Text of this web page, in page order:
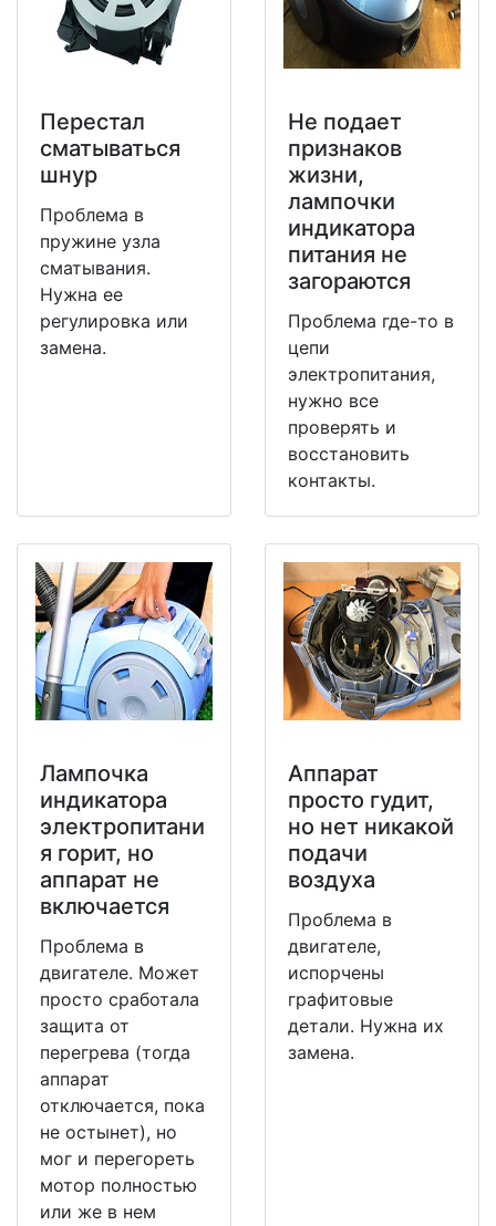
Перестал
сматываться
шнур
Проблема в
пружине узла
сматывания.
Нужна ее
регулировка или
замена.
Не подает
признаков
жизни,
лампочки
индикатора
питания не
загораются
Проблема где-то в
цепи
электропитания,
нужно все
проверять и
восстановить
контакты.
Лампочка
индикатора
электропитани
я горит, но
аппарат не
включается
Проблема в
двигателе. Может
просто сработала
защита от
перегрева (тогда
аппарат
отключается, пока
не остынет), но
мог и перегореть
мотор полностью
или же в нем
Аппарат
просто гудит,
но нет никакой
подачи
воздуха
Проблема в
двигателе,
испорчены
графитовые
детали. Нужна их
замена.